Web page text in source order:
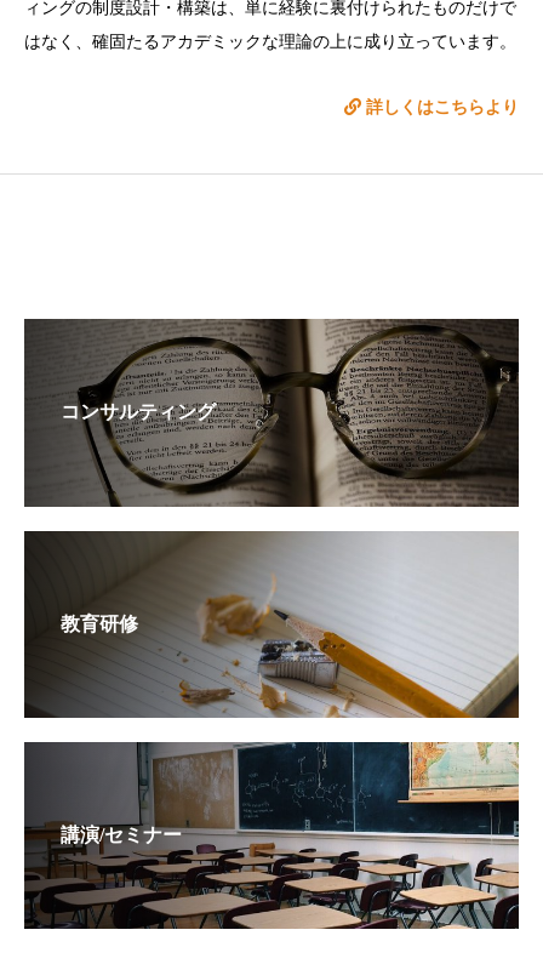
ィングの制度設計・構築は、単に経験に裏付けられたものだけで
はなく、確固たるアカデミックな理論の上に成り立っています。
詳しくはこちらより
コンサルティング
教育研修
講演/セミナー